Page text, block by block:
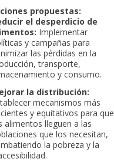
propuestas:
el desperdicio de
Implementar
y campañas para
las pérdidas en la
transporte,
y consumo.
la distribución:
mecanismos más
y equitativos para que
alimentos lleguen a las
que los necesitan,
la pobreza y la